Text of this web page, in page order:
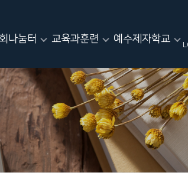
나눔터 교육과훈련 예수제자학교